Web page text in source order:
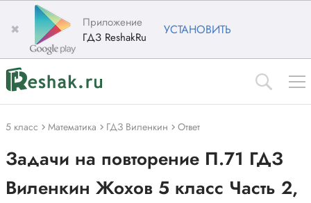
✖
Приложение
ГДЗ ReshakRu
УСТАНОВИТЬ
5 класс Математика ГДЗ Виленкин Ответ
Задачи на повторение П.71 ГДЗ
Виленкин Жохов 5 класс Часть 2,